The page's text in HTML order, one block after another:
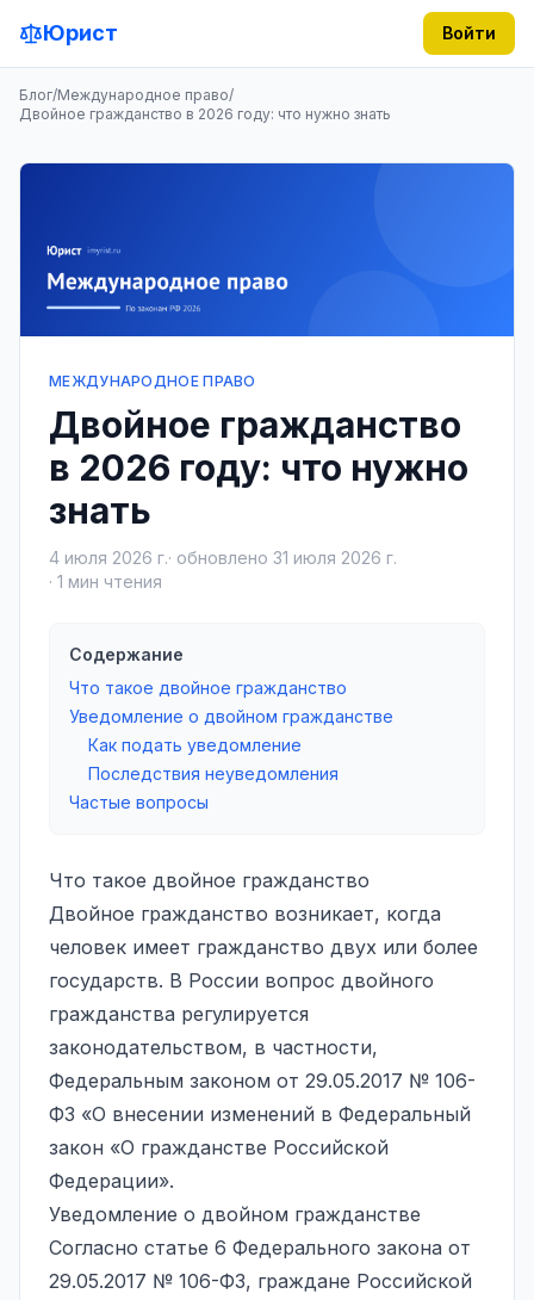
Юрист Войти
Блог/Международное право/
Двойное гражданство в 2026 году: что нужно знать
МЕЖДУНАРОДНОЕ ПРАВО
Двойное гражданство
в 2026 году: что нужно
знать
4 июля 2026 г.· обновлено 31 июля 2026 г.
· 1 мин чтения
Содержание
Что такое двойное гражданство
Уведомление о двойном гражданстве
Как подать уведомление
Последствия неуведомления
Частые вопросы
Что такое двойное гражданство
Двойное гражданство возникает, когда
человек имеет гражданство двух или более
государств. В России вопрос двойного
гражданства регулируется
законодательством, в частности,
Федеральным законом от 29.05.2017 № 106-
ФЗ «О внесении изменений в Федеральный
закон «О гражданстве Российской
Федерации».
Уведомление о двойном гражданстве
Согласно статье 6 Федерального закона от
29.05.2017 № 106-ФЗ, граждане Российской